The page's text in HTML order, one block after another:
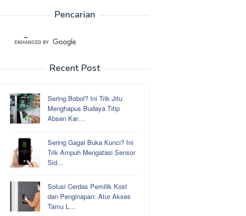
Pencarian
Recent Post
Sering Bobol? Ini Trik Jitu
Menghapus Budaya Titip
Absen Kar…
Sering Gagal Buka Kunci? Ini
Trik Ampuh Mengatasi Sensor
Sid…
Solusi Cerdas Pemilik Kost
dan Penginapan: Atur Akses
Tamu L…